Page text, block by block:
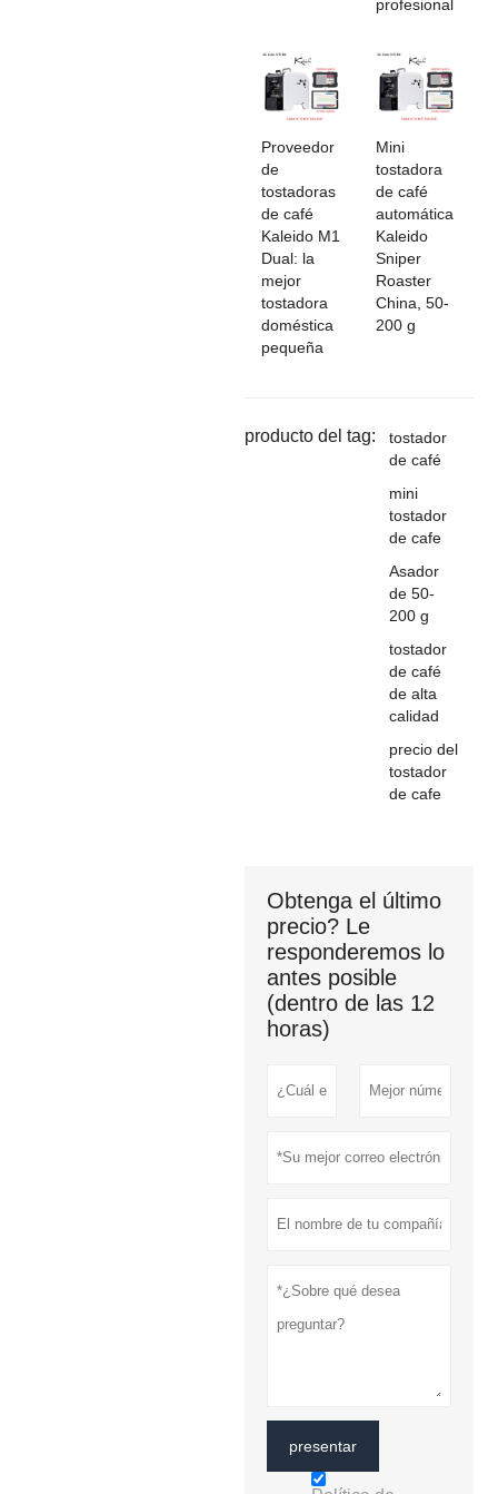
profesional
Proveedor
de
tostadoras
de café
Kaleido M1
Dual: la
mejor
tostadora
doméstica
pequeña
Mini
tostadora
de café
automática
Kaleido
Sniper
Roaster
China, 50-
200 g
producto del tag:
tostador
de café
mini
tostador
de cafe
Asador
de 50-
200 g
tostador
de café
de alta
calidad
precio del
tostador
de cafe
Obtenga el último
precio? Le
responderemos lo
antes posible
(dentro de las 12
horas)
presentar